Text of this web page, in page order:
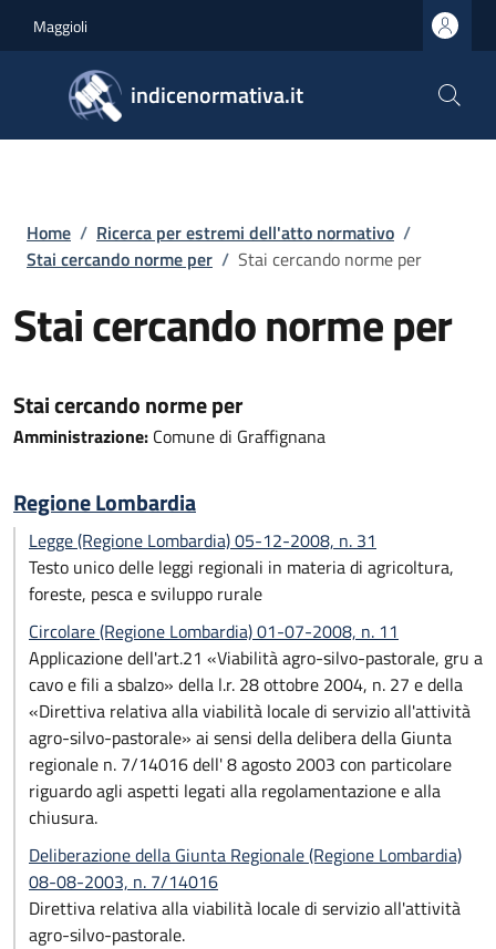
Maggioli
indicenormativa.it
Briciole di pane
Home / Ricerca per estremi dell'atto normativo /
Stai cercando norme per / Stai cercando norme per
Stai cercando norme per
Stai cercando norme per
Amministrazione: Comune di Graffignana
Regione Lombardia
Legge (Regione Lombardia) 05-12-2008, n. 31
Testo unico delle leggi regionali in materia di agricoltura,
foreste, pesca e sviluppo rurale
Circolare (Regione Lombardia) 01-07-2008, n. 11
Applicazione dell'art.21 «Viabilità agro-silvo-pastorale, gru a
cavo e fili a sbalzo» della l.r. 28 ottobre 2004, n. 27 e della
«Direttiva relativa alla viabilità locale di servizio all'attività
agro-silvo-pastorale» ai sensi della delibera della Giunta
regionale n. 7/14016 dell' 8 agosto 2003 con particolare
riguardo agli aspetti legati alla regolamentazione e alla
chiusura.
Deliberazione della Giunta Regionale (Regione Lombardia)
08-08-2003, n. 7/14016
Direttiva relativa alla viabilità locale di servizio all'attività
agro-silvo-pastorale.